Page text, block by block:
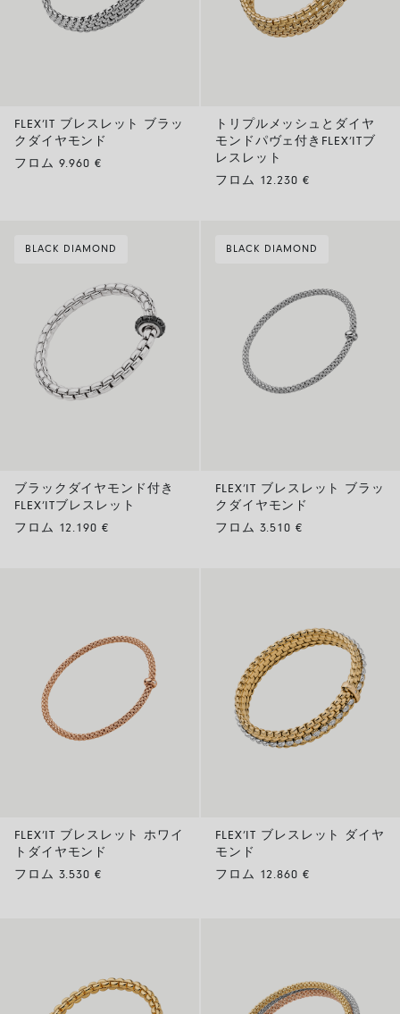
FLEX’IT ブレスレット ブラッ
クダイヤモンド
フロム 9.960 €
トリプルメッシュとダイヤ
モンドパヴェ付きFLEX’ITブ
レスレット
フロム 12.230 €
BLACK DIAMOND
ブラックダイヤモンド付き
FLEX’ITブレスレット
フロム 12.190 €
BLACK DIAMOND
FLEX’IT ブレスレット ブラッ
クダイヤモンド
フロム 3.510 €
FLEX’IT ブレスレット ホワイ
トダイヤモンド
フロム 3.530 €
FLEX’IT ブレスレット ダイヤ
モンド
フロム 12.860 €